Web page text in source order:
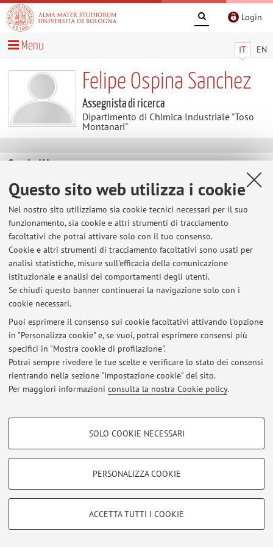
Questo sito web utilizza i cookie
Nel nostro sito utilizziamo sia cookie tecnici necessari per il suo
funzionamento, sia cookie e altri strumenti di tracciamento
facoltativi che potrai attivare solo con il tuo consenso.
Cookie e altri strumenti di tracciamento facoltativi sono usati per
analisi statistiche, misure sull'efficacia della comunicazione
istituzionale e analisi dei comportamenti degli utenti.
Se chiudi questo banner continuerai la navigazione solo con i
cookie necessari.
Puoi esprimere il consenso sui cookie facoltativi attivando l'opzione
in "Personalizza cookie" e, se vuoi, potrai esprimere consensi più
specifici in "Mostra cookie di profilazione".
Potrai sempre rivedere le tue scelte e verificare lo stato dei consensi
rientrando nella sezione "Impostazione cookie" del sito.
Per maggiori informazioni consulta la nostra Cookie policy.
COOKIE DI PROFILAZIONE - FACOLTATIVI
COOKIE TECNICI - NECESSARI
Si tratta di cookie tecnici utilizzati, a titolo esemplificativo, per il corretto
SOLO COOKIE NECESSARI
PERSONALIZZA COOKIE
ACCETTA TUTTI I COOKIE
Login
IT EN
Menu
Felipe Ospina Sanchez
Assegnista di ricerca
Dipartimento di Chimica Industriale "Toso
Montanari"
Contatti
E-mail: felipe.ospinasanchez@unibo.it
Dipartimento di Chimica Industriale "Toso Montanari"
Via Piero Gobetti 85, Bologna -Vai alla mappa
Ultimi avvisi
Al momento non sono presenti avvisi.
Area riservata
per gestire tutti i contenuti del sito.
© 2026 - ALMA MATER STUDIORUM - Università di Bologna - Via
Zamboni, 33 - 40126 Bologna - Partita IVA: 01131710376
Privacy|Note legali|Impostazioni Cookie